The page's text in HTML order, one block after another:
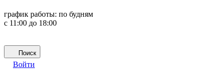
график работы: по будням
с 11:00 до 18:00
Поиск
Войти